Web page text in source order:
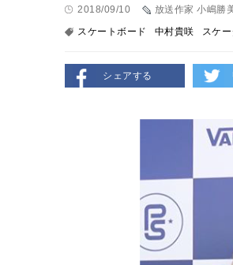
2018/09/10
放送作家 小嶋勝
スケートボード
中村貴咲 スケ
シェアする